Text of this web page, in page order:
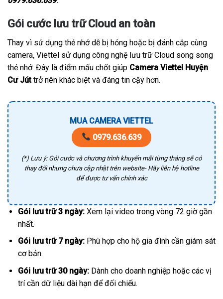
Gói cước lưu trữ Cloud an toàn
Thay vì sử dụng thẻ nhớ dễ bị hỏng hoặc bị đánh cắp cùng
camera, Viettel sử dụng công nghệ lưu trữ Cloud song song
thẻ nhớ. Đây là điểm mấu chốt giúp Camera Viettel Huyện
Cư Júttrở nên khác biệt và đáng tin cậy hơn.
MUA CAMERA VIETTEL
0979.636.639
(*) Lưu ý: Gói cước và chương trình khuyến mãi từng tháng sẽ có
thay đổi nhưng chưa cập nhật trên website- Hãy liên hệ hotline
để được tư vấn chính xác
Gói lưu trữ 3 ngày:Xem lại video trong vòng 72 giờ gần
nhất.
Gói lưu trữ 7 ngày:Phù hợp cho hộ gia đình cần giám sát
cơ bản.
Gói lưu trữ 30 ngày:Dành cho doanh nghiệp hoặc các vị
trí cần dữ liệu dài hạn để đối chiếu.